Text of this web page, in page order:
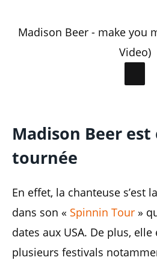
Madison Beer - make you
Video)
Madison Beer
tournée
En effet, la chanteuse s’est
dans son « Spinnin Tour »
dates aux USA. De plus, elle
plusieurs festivals